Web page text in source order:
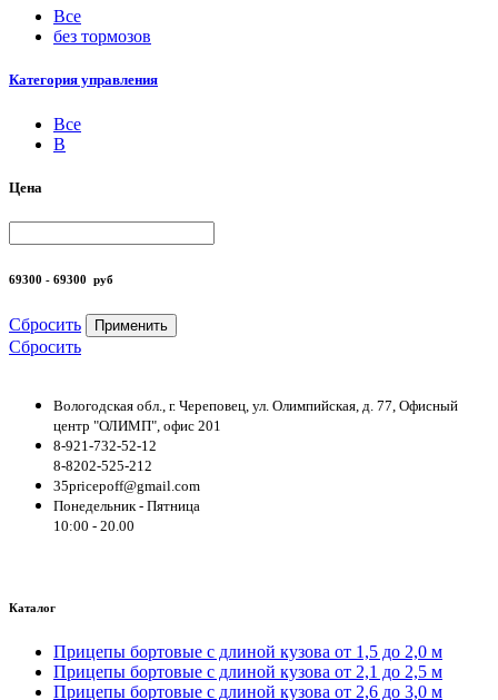
Все
без тормозов
Категория управления
Все
B
Цена
69300 - 69300 руб
Сбросить Применить
Сбросить
Вологодская обл., г. Череповец, ул. Олимпийская, д. 77, Офисный
центр "ОЛИМП", офис 201
8-921-732-52-12
8-8202-525-212
35pricepoff@gmail.com
Понедельник - Пятница
10:00 - 20.00
Каталог
Прицепы бортовые с длиной кузова от 1,5 до 2,0 м
Прицепы бортовые с длиной кузова от 2,1 до 2,5 м
Прицепы бортовые с длиной кузова от 2,6 до 3,0 м